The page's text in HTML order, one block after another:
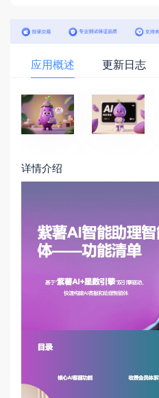
应用概述 更新日志
详情介绍